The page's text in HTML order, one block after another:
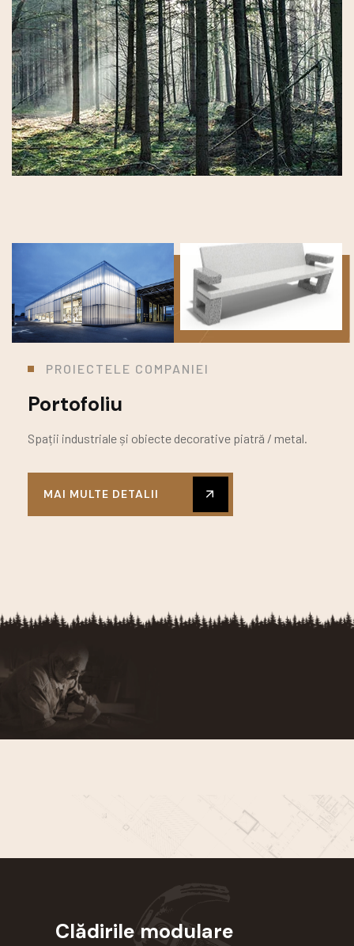
PROIECTELE COMPANIEI
Portofoliu
Spații industriale și obiecte decorative piatră / metal.
MAI MULTE DETALII
Clădirile modulare